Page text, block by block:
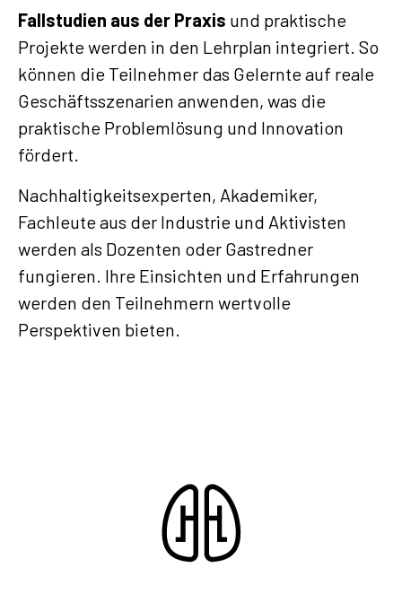
Fallstudien aus der Praxis und praktische
Projekte werden in den Lehrplan integriert. So
können die Teilnehmer das Gelernte auf reale
Geschäftsszenarien anwenden, was die
praktische Problemlösung und Innovation
fördert.
Nachhaltigkeitsexperten, Akademiker,
Fachleute aus der Industrie und Aktivisten
werden als Dozenten oder Gastredner
fungieren. Ihre Einsichten und Erfahrungen
werden den Teilnehmern wertvolle
Perspektiven bieten.